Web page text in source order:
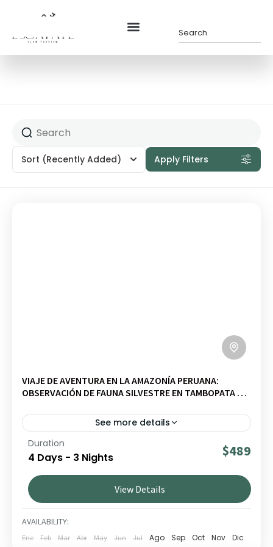
Sort (Recently Added) Apply Filters
VIAJE DE AVENTURA EN LA AMAZONÍA PERUANA:
OBSERVACIÓN DE FAUNA SILVESTRE EN TAMBOPATA Y
See more details
Vive una inmersión total en la Amazonía peruana, en el
corazón de la reserva de Tambopata, entre la
observación de guacamayos en la colpa de Chuncho,
fauna silvestre y exploración de la selva profunda.
AMAZONÍA
1 PERSON
Duration
4 Days - 3 Nights $489
View Details
AVAILABILITY:
Ene Feb Mar Abr May Jun Jul Ago Sep Oct Nov Dic